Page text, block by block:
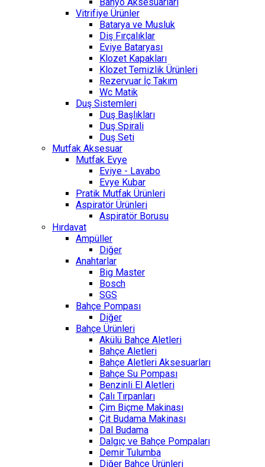
Vitrifiye Ürünler
Batarya ve Musluk
Diş Fırçalıklar
Eviye Bataryası
Klozet Kapakları
Klozet Temizlik Ürünleri
Rezervuar İç Takım
Wc Matik
Duş Sistemleri
Duş Başlıkları
Duş Spirali
Duş Seti
Mutfak Aksesuar
Mutfak Evye
Eviye - Lavabo
Evye Kubar
Pratik Mutfak Ürünleri
Aspiratör Ürünleri
Aspiratör Borusu
Hırdavat
Ampüller
Diğer
Anahtarlar
Big Master
Bosch
SGS
Bahçe Pompası
Diğer
Bahçe Ürünleri
Akülü Bahçe Aletleri
Bahçe Aletleri
Bahçe Aletleri Aksesuarları
Bahçe Su Pompası
Benzinli El Aletleri
Çalı Tırpanları
Çim Biçme Makinası
Çit Budama Makinası
Dal Budama
Dalgıç ve Bahçe Pompaları
Demir Tulumba
Diğer Bahçe Ürünleri